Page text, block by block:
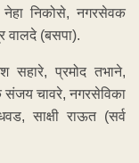
नेहा निकोसे, नगरसेवक
वालदे (बसपा).
सहारे, प्रमोद तभाने,
संजय चावरे, नगरसेविका
साक्षी राऊत (सर्व